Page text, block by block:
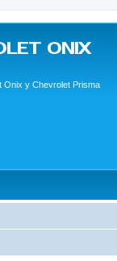
ONIX
Onix y Chevrolet Prisma